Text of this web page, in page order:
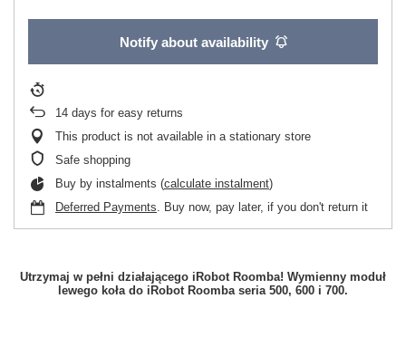
Notify about availability
14 days for easy returns
This product is not available in a stationary store
Safe shopping
Buy by instalments (calculate instalment)
Deferred Payments. Buy now, pay later, if you don't return it
Utrzymaj w pełni działającego iRobot Roomba! Wymienny moduł
lewego koła do iRobot Roomba seria 500, 600 i 700.